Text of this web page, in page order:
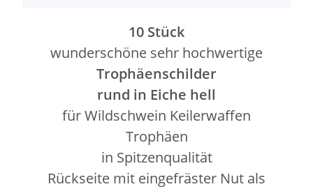
10 Stück
wunderschöne sehr hochwertige
Trophäenschilder
rund in Eiche hell
für Wildschwein Keilerwaffen
Trophäen
in Spitzenqualität
Rückseite mit eingefräster Nut als